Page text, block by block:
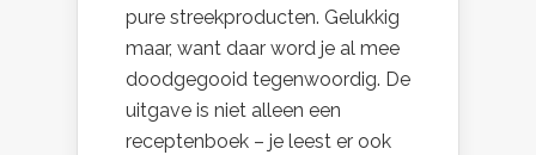
pure streekproducten. Gelukkig
maar, want daar word je al mee
doodgegooid tegenwoordig. De
uitgave is niet alleen een
receptenboek – je leest er ook